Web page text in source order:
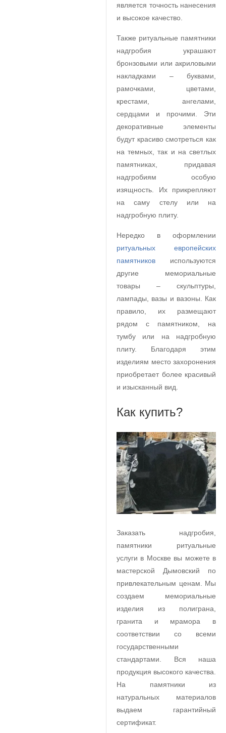
является точность нанесения
и высокое качество.
Также ритуальные памятники
надгробия украшают
бронзовыми или акриловыми
накладками – буквами,
рамочками, цветами,
крестами, ангелами,
сердцами и прочими. Эти
декоративные элементы
будут красиво смотреться как
на темных, так и на светлых
памятниках, придавая
надгробиям особую
изящность. Их прикрепляют
на саму стелу или на
надгробную плиту.
Нередко в оформлении
ритуальных европейских
памятников используются
другие мемориальные
товары – скульптуры,
лампады, вазы и вазоны. Как
правило, их размещают
рядом с памятником, на
тумбу или на надгробную
плиту. Благодаря этим
изделиям место захоронения
приобретает более красивый
и изысканный вид.
Как купить?
Заказать надгробия,
памятники ритуальные
услуги в Москве вы можете в
мастерской Дымовский по
привлекательным ценам. Мы
создаем мемориальные
изделия из полиграна,
гранита и мрамора в
соответствии со всеми
государственными
стандартами. Вся наша
продукция высокого качества.
На памятники из
натуральных материалов
выдаем гарантийный
сертификат.